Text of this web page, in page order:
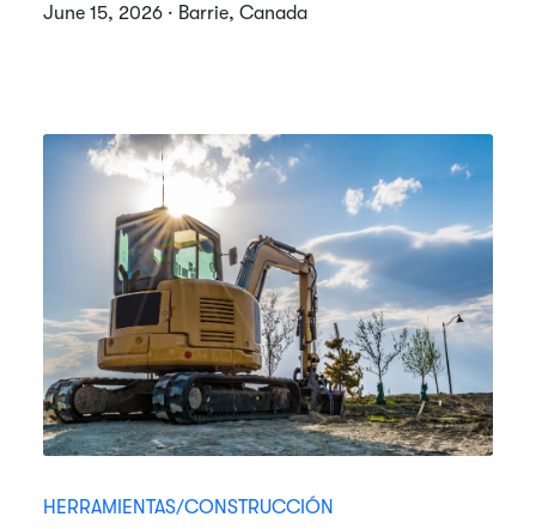
June 15, 2026 · Barrie, Canada
HERRAMIENTAS/CONSTRUCCIÓN